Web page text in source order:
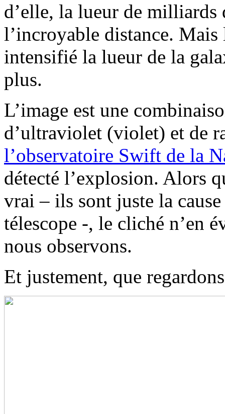
d’elle, la lueur de milliards
l’incroyable distance. Mais
intensifié la lueur de la
plus.
L’image est une
d’ultraviolet (violet) et de
l’observatoire Swift de la
détecté l’explosion. Alors
vrai – ils sont juste la
télescope -, le cliché n’en
nous observons.
Et justement, que